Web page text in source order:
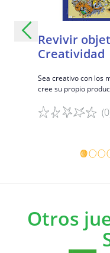
Revivir
Creatividad
Sea creativo con los
cree su propio
Detalles del
Otros